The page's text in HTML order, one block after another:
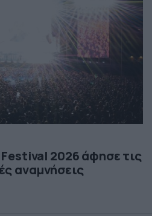
2026 άφησε τις
αναμνήσεις